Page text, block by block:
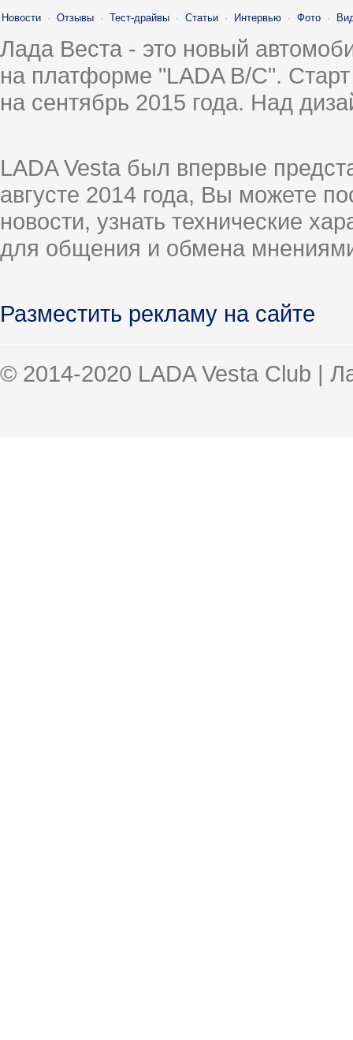
Новости · Отзывы · Тест-драйвы · Статьи · Интервью · Фото ·
Лада Веста - это новый
на платформе "LADA B/C".
на сентябрь 2015 года. Над
LADA Vesta был впервые
августе 2014 года, Вы можете
новости, узнать технические
для общения и обмена
Разместить рекламу на сайте
© 2014-2020 LADA Vesta Club |